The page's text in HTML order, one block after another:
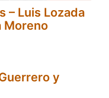
– Luis Lozada
Moreno
y